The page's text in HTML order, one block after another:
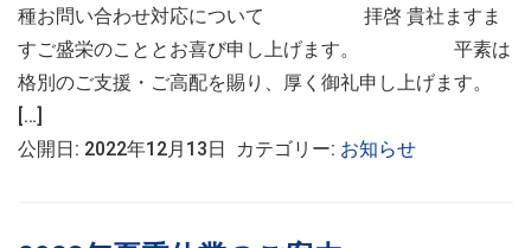
種お問い合わせ対応について 拝啓 貴社ますま
すご盛栄のこととお喜び申し上げます。 平素は
格別のご支援・ご高配を賜り、厚く御礼申し上げます。
[…]
公開日: 2022年12月13日 カテゴリー: お知らせ